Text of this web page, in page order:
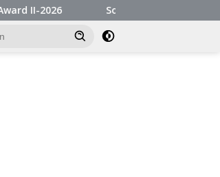
Soroti Ketimpangan Penegakan Hukum,